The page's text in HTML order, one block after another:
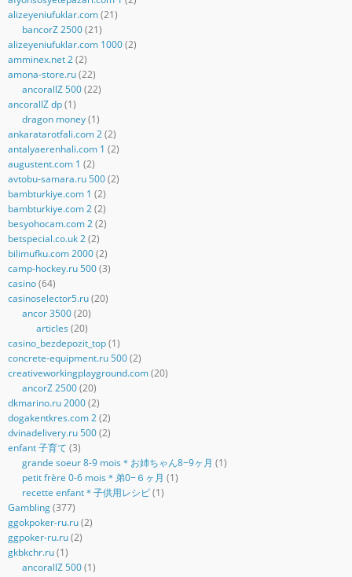
alizeyeniufuklar.com(21)
bancorZ 2500(21)
alizeyeniufuklar.com 1000(2)
amminex.net 2(2)
amona-store.ru(22)
ancorallZ 500(22)
ancorallZ dp(1)
dragon money(1)
ankaratarotfali.com 2(2)
antalyaerenhali.com 1 (2)
augustent.com 1 (2)
avtobu-samara.ru 500(2)
bambturkiye.com 1 (2)
bambturkiye.com 2(2)
besyohocam.com 2(2)
betspecial.co.uk 2(2)
bilimufku.com 2000(2)
camp-hockey.ru 500(3)
casino(64)
casinoselector5.ru(20)
ancor 3500(20)
articles (20)
casino_bezdepozit_top(1)
concrete-equipment.ru 500(2)
creativeworkingplayground.com(20)
ancorZ 2500(20)
dkmarino.ru 2000(2)
dogakentkres.com 2(2)
dvinadelivery.ru 500(2)
enfant 子育て (3)
grande soeur 8-9 mois＊お姉ちゃん8−9ヶ月 (1)
petit frère 0-6 mois＊弟0−６ヶ月 (1)
recette enfant＊子供用レシピ(1)
Gambling(377)
ggokpoker-ru.ru(2)
ggpoker-ru.ru(2)
gkbkchr.ru(1)
ancorallZ 500(1)